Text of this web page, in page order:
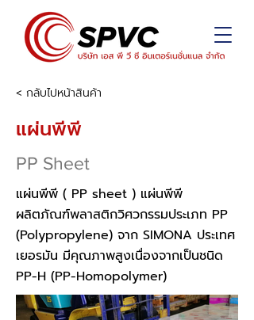
< กลับไปหน้าสินค้า
แผ่นพีพี
PP Sheet
แผ่นพีพี ( PP sheet ) แผ่นพีพี
ผลิตภัณฑ์พลาสติกวิศวกรรมประเภท PP
(Polypropylene) จาก SIMONA ประเทศ
เยอรมัน มีคุณภาพสูงเนื่องจากเป็นชนิด
PP-H (PP-Homopolymer)